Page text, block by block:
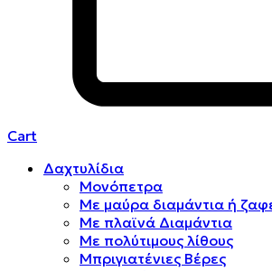
Cart
Δαχτυλίδια
Μονόπετρα
Mε μαύρα διαμάντια ή
Mε πλαϊνά Διαμάντια
Mε πολύτιμους λίθους
Μπριγιατένιες Βέρες